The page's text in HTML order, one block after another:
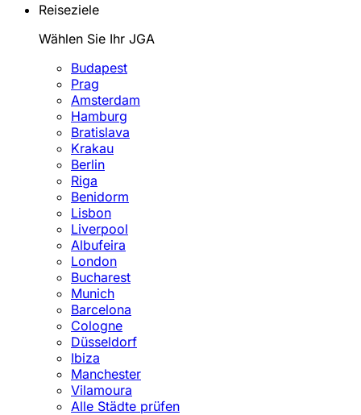
Reiseziele
Wählen Sie Ihr JGA
Budapest
Prag
Amsterdam
Hamburg
Bratislava
Krakau
Berlin
Riga
Benidorm
Lisbon
Liverpool
Albufeira
London
Bucharest
Munich
Barcelona
Cologne
Düsseldorf
Ibiza
Manchester
Vilamoura
Alle Städte prüfen